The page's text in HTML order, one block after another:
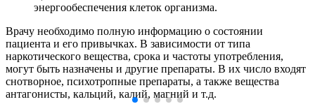
энергообеспечения клеток организма.
Врачу необходимо полную информацию о состоянии
пациента и его привычках. В зависимости от типа
наркотического вещества, срока и частоты употребления,
могут быть назначены и другие препараты. В их число входят
снотворное, психотропные препараты, а также вещества
антагонисты, кальций, калий, магний и т.д.